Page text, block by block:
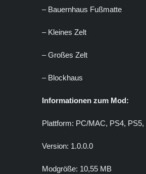
– Bauernhaus Fußmatte
– Kleines Zelt
– Großes Zelt
– Blockhaus
Informationen zum Mod:
Plattform: PC/MAC, PS4, PS5,
Version: 1.0.0.0
Modgröße: 10,55 MB